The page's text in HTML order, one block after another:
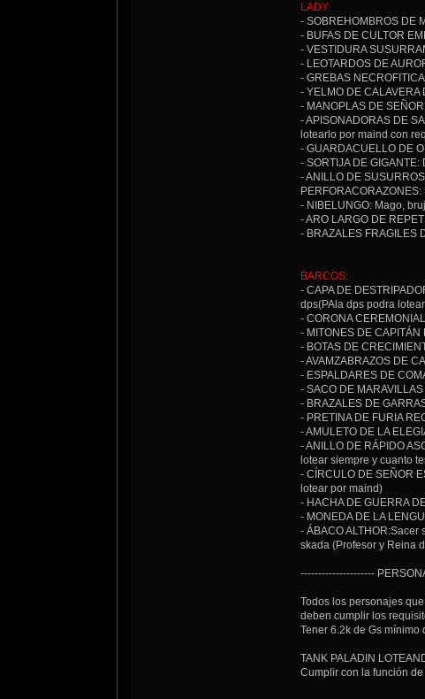
LADY
- SOBREHOMBROS DE
- BUFAS DE CULTOR
- VESTIDURA
- LEOTARDOS DE
- GREBAS
- YELMO DE
- MANOPLAS DE
- APISONADORAS DE
lotearlo por maind con
- GUARDACUELLO DE
- SORTIJA DE
- ANILLO DE
- NIBELUNGO: Mago,
- ARO LARGO DE
- BRAZALES FRAGILES
BARCOS:
- CAPA DE
dps(PAla dps podra
- CORONA
- MITONES DE
- BOTAS DE
- AVAMZABRAZOS DE
- ESPALDARES DE
- SACO DE
- BRAZALES DE
- PRETINA DE FURIA
- AMULETO DE LA
- ANILLO DE RÁPIDO
lotear siempre y cuanto
- CÍRCULO DE SEÑOR
lotear por maind)
- HACHA DE GUERRA
- MONEDA DE LA
- ÁBACO
skada (Profesor y Reina
---------------------
Todos los personajes
deben cumplir los
Tener 6.2k de Gs mínimo
TANK PALADIN
Cumplir con la función